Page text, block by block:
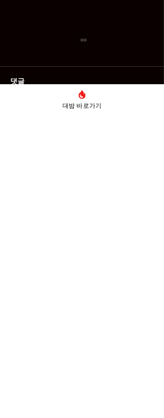
댓글
대밤 바로가기